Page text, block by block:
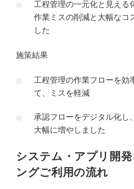
工程管理の一元化と見える
作業ミスの削減と大幅なコ
した
施策結果
工程管理の作業フローを効
て、ミスを軽減
承認フローをデジタル化し
大幅に増やしました
システム・アプリ開
ングご利用の流れ